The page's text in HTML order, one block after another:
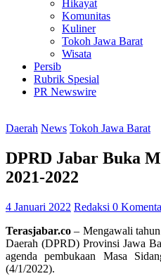
Hikayat
Komunitas
Kuliner
Tokoh Jawa Barat
Wisata
Persib
Rubrik Spesial
PR Newswire
Daerah News Tokoh Jawa Barat
DPRD Jabar Buka
2021-2022
4 Januari 2022 Redaksi 0
Terasjabar.co – Mengawali
Daerah (DPRD) Provinsi Jawa
agenda pembukaan Masa
(4/1/2022).